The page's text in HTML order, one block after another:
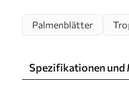
Palmenblätter
Spezifikationen und